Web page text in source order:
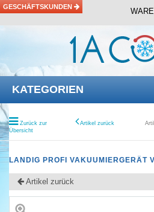
GESCHÄFTSKUNDEN
KATEGORIEN
Zurück zur
Übersicht
Artikel zurück
LANDIG PROFI VAKUUMIERGERÄT
Artikel zurück